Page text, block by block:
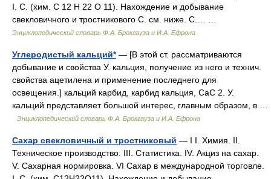
I. С. (хим. С 12 Н 22 О 11). Нахождение и добывание
свекловичного и тростникового С. см. ниже. С.… …
Энциклопедический словарь Ф.А. Брокгауза и И.А. Ефрона
Углеродистый кальций*— [В этой ст. рассматриваются
добывание и свойства У. кальция, получение из него и технич.
свойства ацетилена и применение последнего для
освещения.] кальций карбид, карбид кальция, СаС 2. У.
кальций представляет большой интерес, главным образом, в …
Энциклопедический словарь Ф.А. Брокгауза и И.А. Ефрона
Сахар свекловичный и тростниковый — I I. Химия. II.
Техническое производство. III. Статистика. IV. Акциз на сахар.
V. Сахарная нормировка. VI Сахар в международной торговле.